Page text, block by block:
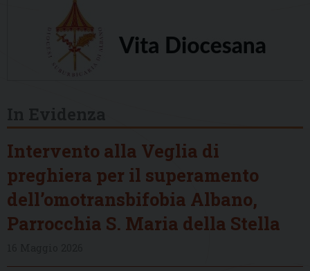
Intervento alla Veglia di
preghiera per il superamento
dell’omotransbifobia Albano,
Parrocchia S. Maria della Stella